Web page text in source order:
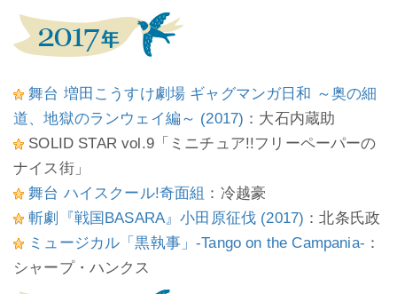
舞台 増田こうすけ劇場 ギャグマンガ日和 ～奥の細
道、地獄のランウェイ編～ (2017) ：大石内蔵助
SOLID STAR vol.9「ミニチュア!!フリーペーパーの
ナイス街」
舞台 ハイスクール!奇面組 ：冷越豪
斬劇『戦国BASARA』小田原征伐 (2017) ：北条氏政
ミュージカル「黒執事」-Tango on the Campania- ：
シャープ・ハンクス